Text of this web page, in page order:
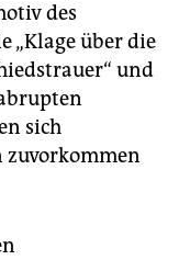
des
„Klage über die
und
sich
zuvorkommen